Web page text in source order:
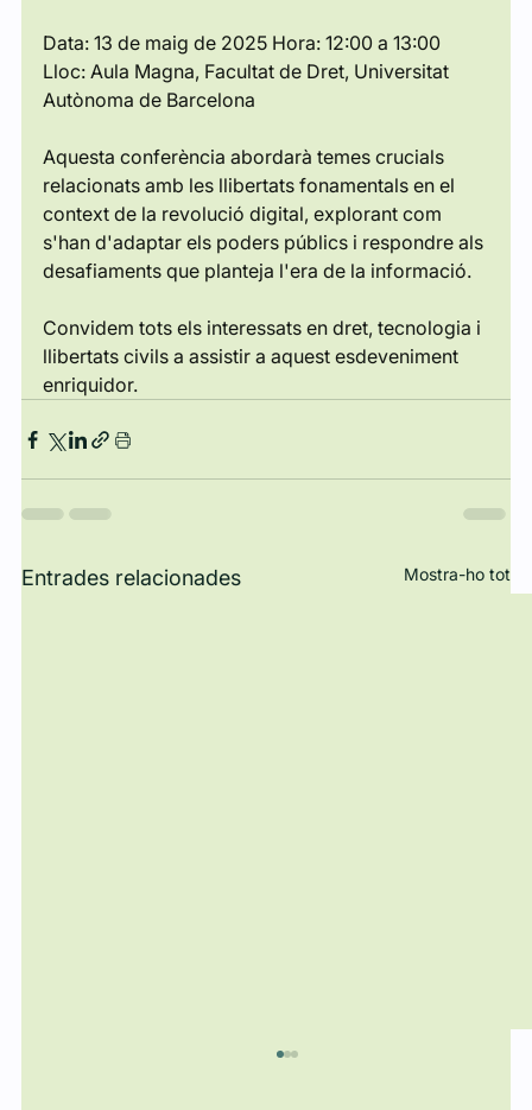
Data: 13 de maig de 2025 Hora: 12:00 a 13:00
Lloc: Aula Magna, Facultat de Dret, Universitat
Autònoma de Barcelona
Aquesta conferència abordarà temes crucials
relacionats amb les llibertats fonamentals en el
context de la revolució digital, explorant com
s'han d'adaptar els poders públics i respondre als
desafiaments que planteja l'era de la informació.
Convidem tots els interessats en dret, tecnologia i
llibertats civils a assistir a aquest esdeveniment
enriquidor.
Entrades relacionades Mostra-ho tot